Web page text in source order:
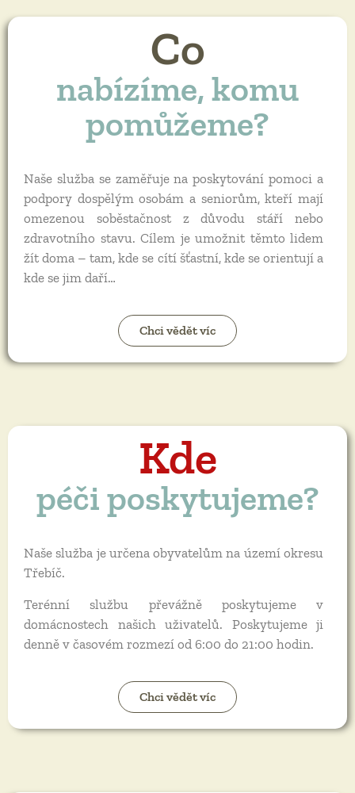
Co
nabízíme, komu
pomůžeme?
Naše služba se zaměřuje na poskytování pomoci a
podpory dospělým osobám a seniorům, kteří mají
omezenou soběstačnost z důvodu stáří nebo
zdravotního stavu. Cílem je umožnit těmto lidem
žít doma – tam, kde se cítí šťastní, kde se orientují a
kde se jim daří…
Chci vědět víc
Kde
péči poskytujeme?
Naše služba je určena obyvatelům na území okresu
Třebíč.
Terénní službu převážně poskytujeme v
domácnostech našich uživatelů. Poskytujeme ji
denně v časovém rozmezí od 6:00 do 21:00 hodin.
Chci vědět víc